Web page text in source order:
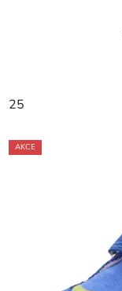
25
AKCE